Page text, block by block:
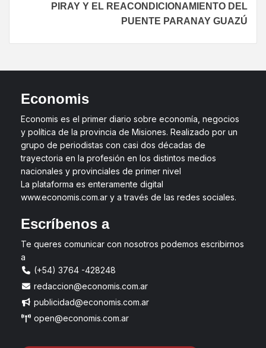
PIRAY Y EL REACONDICIONAMIENTO DEL
PUENTE PARANAY GUAZÚ
Economis
Economis es el primer diario sobre economía, negocios
y política de la provincia de Misiones. Realizado por un
grupo de periodistas con casi dos décadas de
trayectoria en la profesión en los distintos medios
nacionales y provinciales de primer nivel
La plataforma es enteramente digital
www.economis.com.ar y a través de las redes sociales.
Escríbenos a
Te queres comunicar con nosotros podemos escribirnos
a
(+54) 3764 -428248
redaccion@economis.com.ar
publicidad@economis.com.ar
open@economis.com.ar